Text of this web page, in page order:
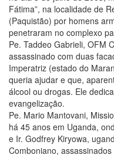
Fátima”, na localidade de
(Paquistão) por homens
penetraram no complexo
Pe. Taddeo Gabrieli, OFM
assassinado com duas
Imperatriz (estado do
queria ajudar e que,
álcool ou drogas. Ele
evangelização.
Pe. Mario Mantovani,
há 45 anos em Uganda,
e Ir. Godfrey Kiryowa,
Comboniano,